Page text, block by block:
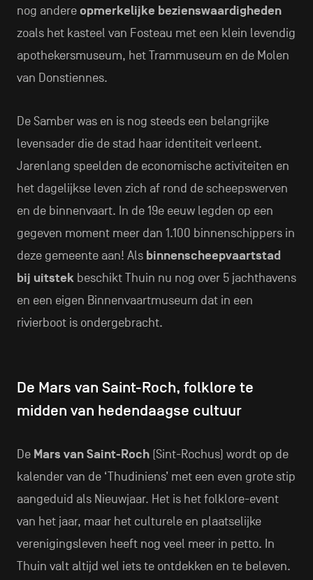
nog andereopmerkelijke bezienswaardigheden
zoals het kasteel van Fosteau met een klein levendig
apothekersmuseum, het Trammuseum en de Molen
van Donstiennes.
De Samber was en is nog steeds een belangrijke
levensader die de stad haar identiteit verleent.
Jarenlang speelden de economische activiteiten en
het dagelijkse leven zich af rond de scheepswerven
en de binnenvaart. In de 19e eeuw legden op een
gegeven moment meer dan 1.100 binnenschippers in
deze gemeente aan! Als binnenscheepvaartstad
bij uitstekbeschikt Thuin nu nog over 5 jachthavens
en een eigen Binnenvaartmuseum dat in een
rivierboot is ondergebracht.
De Mars van Saint-Roch, folklore te
midden van hedendaagse cultuur
De Mars van Saint-Roch(Sint-Rochus) wordt op de
kalender van de ‘Thudiniens’ met een even grote stip
aangeduid als Nieuwjaar. Het is het folklore-event
van het jaar, maar het culturele en plaatselijke
verenigingsleven heeft nog veel meer in petto. In
Thuin valt altijd wel iets te ontdekken en te beleven.